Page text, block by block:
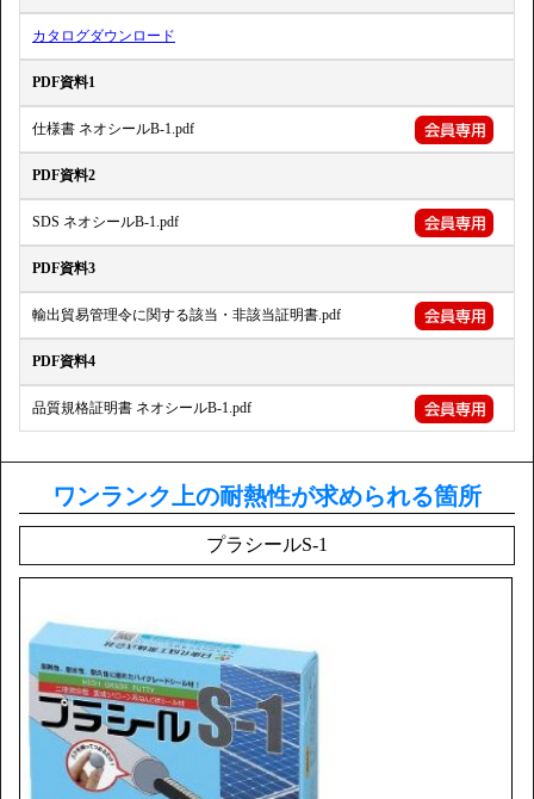
カタログダウンロード
PDF資料1
仕様書 ネオシールB-1.pdf
PDF資料2
SDS ネオシールB-1.pdf
PDF資料3
輸出貿易管理令に関する該当・非該当証明書.pdf
PDF資料4
品質規格証明書 ネオシールB-1.pdf
ワンランク上の耐熱性が求められる箇所
プラシールS-1